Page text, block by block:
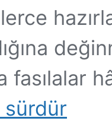
fasılalar
sürdür